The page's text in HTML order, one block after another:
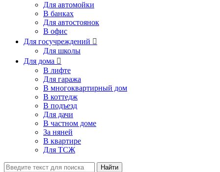
Для автомойки
В банках
Для автостоянок
В офис
Для госучреждений 
Для школы
Для дома 
В лифте
Для гаража
В многоквартирный дом
В коттедж
В подъезд
Для дачи
В частном доме
За няней
В квартире
Для ТСЖ
Найти